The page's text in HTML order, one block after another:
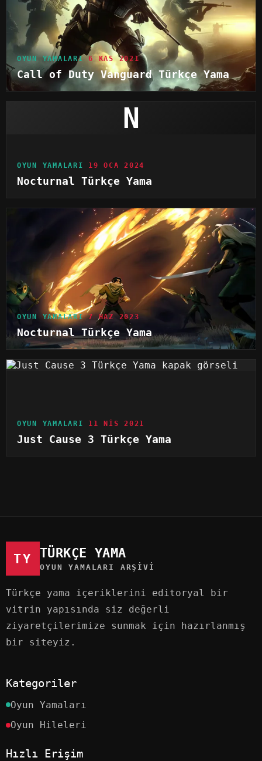
OYUN YAMALARI 6 KAS 2021
Call of Duty Vanguard Türkçe Yama
N
OYUN YAMALARI 19 OCA 2024
Nocturnal Türkçe Yama
OYUN YAMALARI 7 HAZ 2023
Nocturnal Türkçe Yama
OYUN YAMALARI 11 NIS 2021
Just Cause 3 Türkçe Yama
TY TÜRKÇE YAMA
OYUN YAMALARI ARŞIVI
Türkçe yama içeriklerini editoryal bir
vitrin yapısında siz değerli
ziyaretçilerimize sunmak için hazırlanmış
bir siteyiz.
Kategoriler
Oyun Yamaları
Oyun Hileleri
Hızlı Erişim